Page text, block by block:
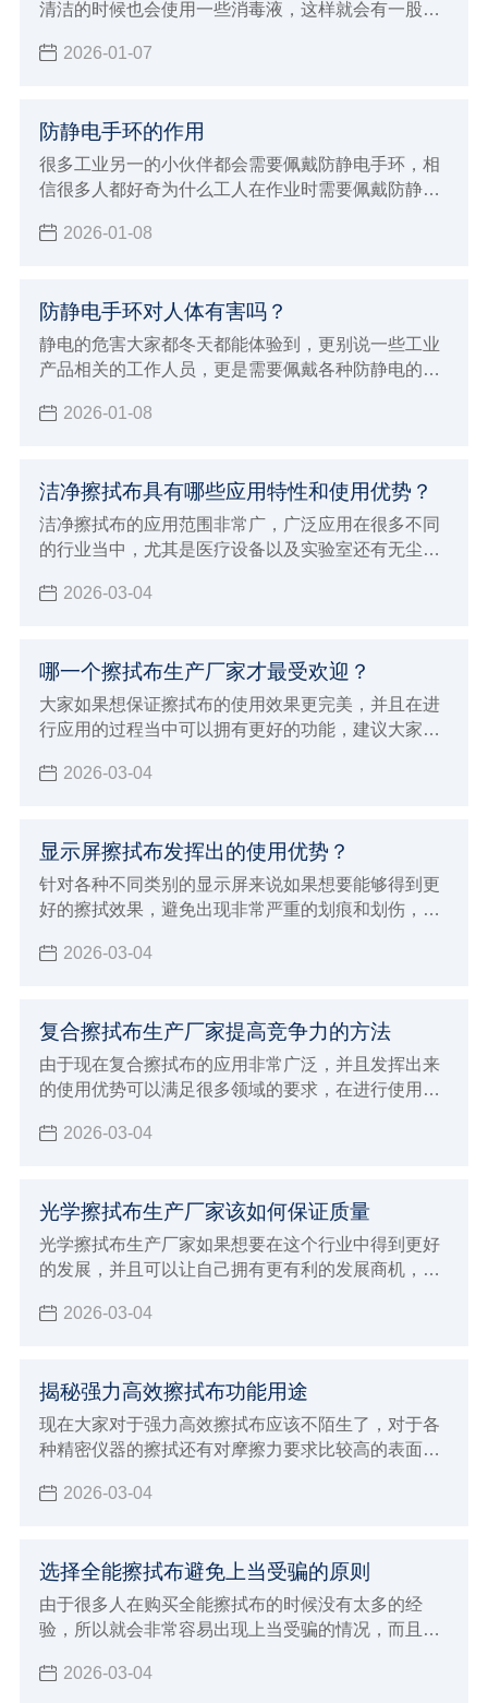
清洁的时候也会使用一些消毒液，这样就会有一股呛
的就不太友好了，所以今天小辉来给大家分享一下怎
2026-01-07
防静电手环的作用
很多工业另一的小伙伴都会需要佩戴防静电手环，相
信很多人都好奇为什么工人在作业时需要佩戴防静电
有效防静电的原理是什么，今天小辉就一并来给大家
2026-01-08
防静电手环对人体有害吗？
静电的危害大家都冬天都能体验到，更别说一些工业
产品相关的工作人员，更是需要佩戴各种防静电的护
到防静电，很多小伙伴也会想知道防静电手环对人体
2026-01-08
洁净擦拭布具有哪些应用特性和使用优势？
洁净擦拭布的应用范围非常广，广泛应用在很多不同
的行业当中，尤其是医疗设备以及实验室还有无尘车
以才会在一些重要的行业领域当中进行使用，能够让
用，也确实会发挥出很好的使用优势，下面就来为大
家介绍洁净擦拭布具体特征和优势。
2026-03-04
哪一个擦拭布生产厂家才最受欢迎？
大家如果想保证擦拭布的使用效果更完美，并且在进
行应用的过程当中可以拥有更好的功能，建议大家必
买，自然就可以保证使用的效果更加完美，如果想要
2026-03-04
显示屏擦拭布发挥出的使用优势？
针对各种不同类别的显示屏来说如果想要能够得到更
好的擦拭效果，避免出现非常严重的划痕和划伤，建
拭，这样才可以保证清洁的效果更加完美
2026-03-04
复合擦拭布生产厂家提高竞争力的方法
由于现在复合擦拭布的应用非常广泛，并且发挥出来
的使用优势可以满足很多领域的要求，在进行使用的
的使用体验能够发挥出更好的功能性，大众消费者在
景非常广阔，但是竞争力也是非常激烈，如果想要得
到大众消费者的支持和认可，并且能够给予非常高的
好评，一定要注意下面这些提高竞争力的方法。
2026-03-04
光学擦拭布生产厂家该如何保证质量
光学擦拭布生产厂家如果想要在这个行业中得到更好
的发展，并且可以让自己拥有更有利的发展商机，建
个行业的发展动态，最重要的是了解大众消费者的需
发展才会更有竞争优势，由于现在生产光学擦拭布的
厂家越来越多，建议大家必须要保证生产质量，才能
够让自己未来的发展得到促进。
2026-03-04
揭秘强力高效擦拭布功能用途
现在大家对于强力高效擦拭布应该不陌生了，对于各
种精密仪器的擦拭还有对摩擦力要求比较高的表面擦
磨损和划痕，自然就可以让清洁的效果更加彻底
2026-03-04
选择全能擦拭布避免上当受骗的原则
由于很多人在购买全能擦拭布的时候没有太多的经
验，所以就会非常容易出现上当受骗的情况，而且现
牌也开始层出不穷，所以规格型号那边也开始更加多
2026-03-04